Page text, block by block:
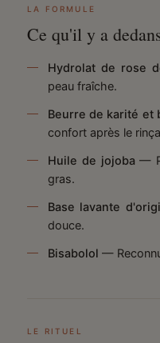
LA FORMULE
Ce qu'il y a
Hydrolat de rose
peau fraîche.
Beurre de karité et
confort après le
Huile de jojoba —
gras.
Base lavante
douce.
Bisabolol —
LE RITUEL